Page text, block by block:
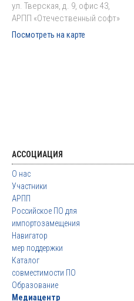
ул. Тверская, д. 9, офис 43,
АРПП «Отечественный софт»
Посмотреть на карте
АССОЦИАЦИЯ
О нас
Участники
АРПП
Российское ПО для
импортозамещения
Навигатор
мер поддержки
Каталог
совместимости ПО
Образование
Медиацентр